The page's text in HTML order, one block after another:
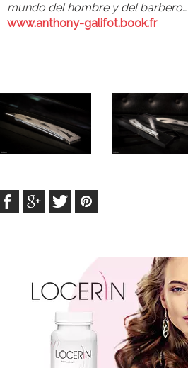
mundo del hombre y del barbero…
www.anthony-galifot.book.fr